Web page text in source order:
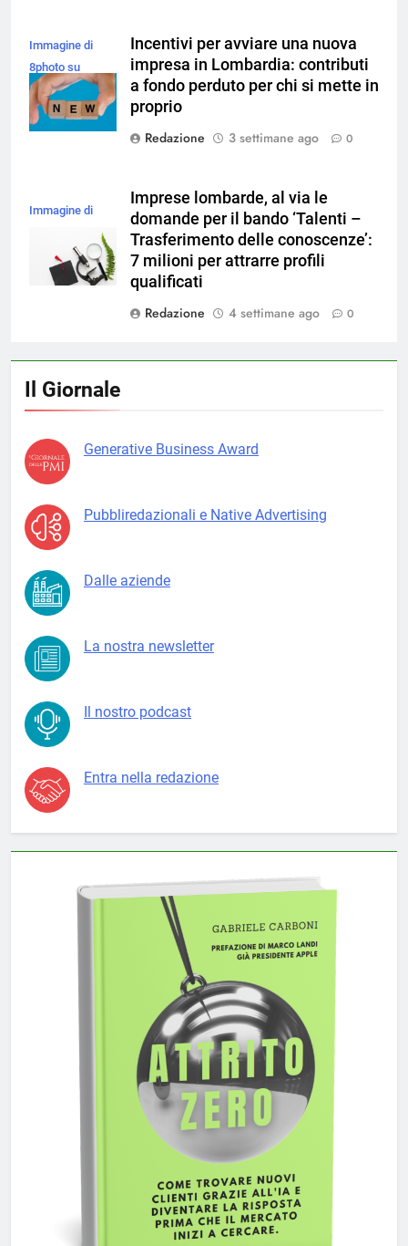
Immagine di
8photo su
Magnific
Incentivi per avviare una nuova
impresa in Lombardia: contributi
a fondo perduto per chi si mette in
proprio
Redazione
3 settimane ago 0
Immagine di
Imprese lombarde, al via le
domande per il bando ‘Talenti –
Trasferimento delle conoscenze’:
7 milioni per attrarre profili
qualificati
Redazione
4 settimane ago 0
Il Giornale
Generative Business Award
Pubbliredazionali e Native Advertising
Dalle aziende
La nostra newsletter
Il nostro podcast
Entra nella redazione